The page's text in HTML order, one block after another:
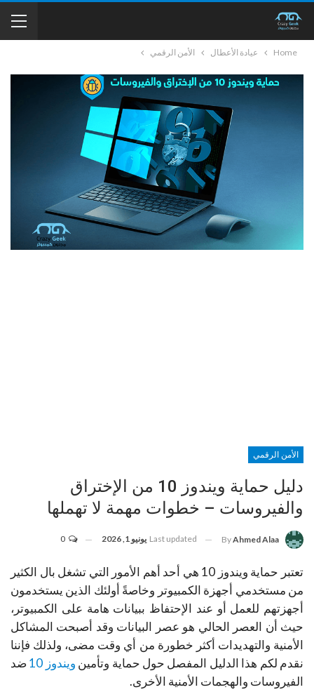
Home عيادة الأعطال الأمن الرقمي
الأمن الرقمي
دليل حماية ويندوز 10 من الإختراق
والفيروسات – خطوات مهمة لا تهملها
ByAhmed Alaa
Last updated يونيو 1, 2026
تعتبر حماية ويندوز 10 هي أحد أهم الأمور التي تشغل بال الكثير
من مستخدمي أجهزة الكمبيوتر وخاصةً أولئك الذين يستخدمون
أجهزتهم للعمل أو عند الإحتفاظ ببيانات هامة على الكمبيوتر،
حيث أن العصر الحالي هو عصر البيانات وقد أصبحت المشاكل
الأمنية والتهديدات أكثر خطورة من أي وقت مضى، ولذلك فإننا
نقدم لكم هذا الدليل المفصل حول حماية وتأمين ويندوز 10
ضد
الفيروسات والهجمات الأمنية الأخرى.